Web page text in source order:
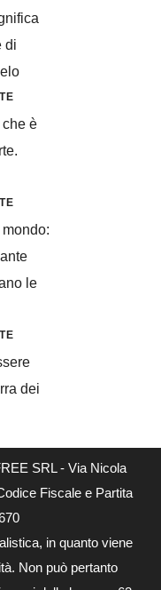
di
che è
mondo:
le
dei
SRL - Via Nicola
Fiscale e Partita
in quanto viene
Non può pertanto